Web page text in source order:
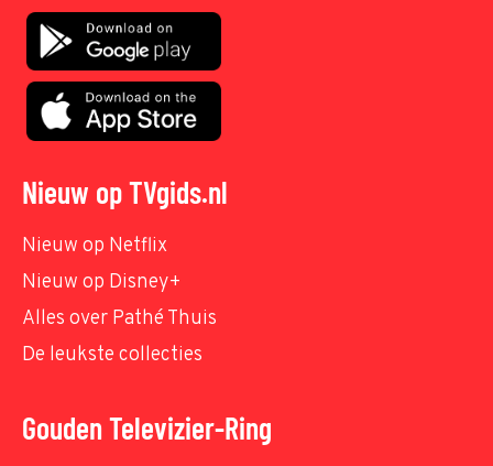
Nieuw op TVgids.nl
Nieuw op Netflix
Nieuw op Disney+
Alles over Pathé Thuis
De leukste collecties
Gouden Televizier-Ring